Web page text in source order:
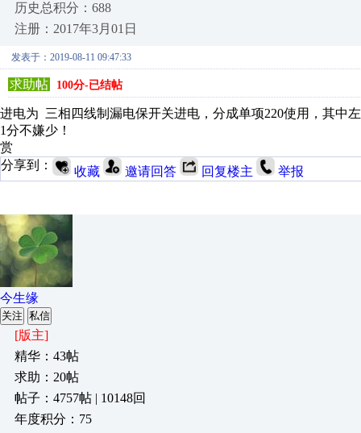
历史总积分：688
注册：2017年3月01日
发表于：2019-08-11 09:47:33
求助帖 100分-已结帖
进电为 三相四线制漏电保开关进电，分成单项220使用，其中
1分不嫌少！
赏
分享到：
收藏 邀请回答 回复楼主 举报
今生缘
关注 私信
[版主]
精华：43帖
求助：20帖
帖子：4757帖 | 10148回
年度积分：75